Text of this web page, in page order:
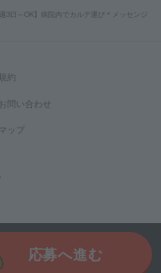
応募へ進む
3日～OK】病院内でカルテ運び＊メッセンジ
約
問い合わせ
ップ